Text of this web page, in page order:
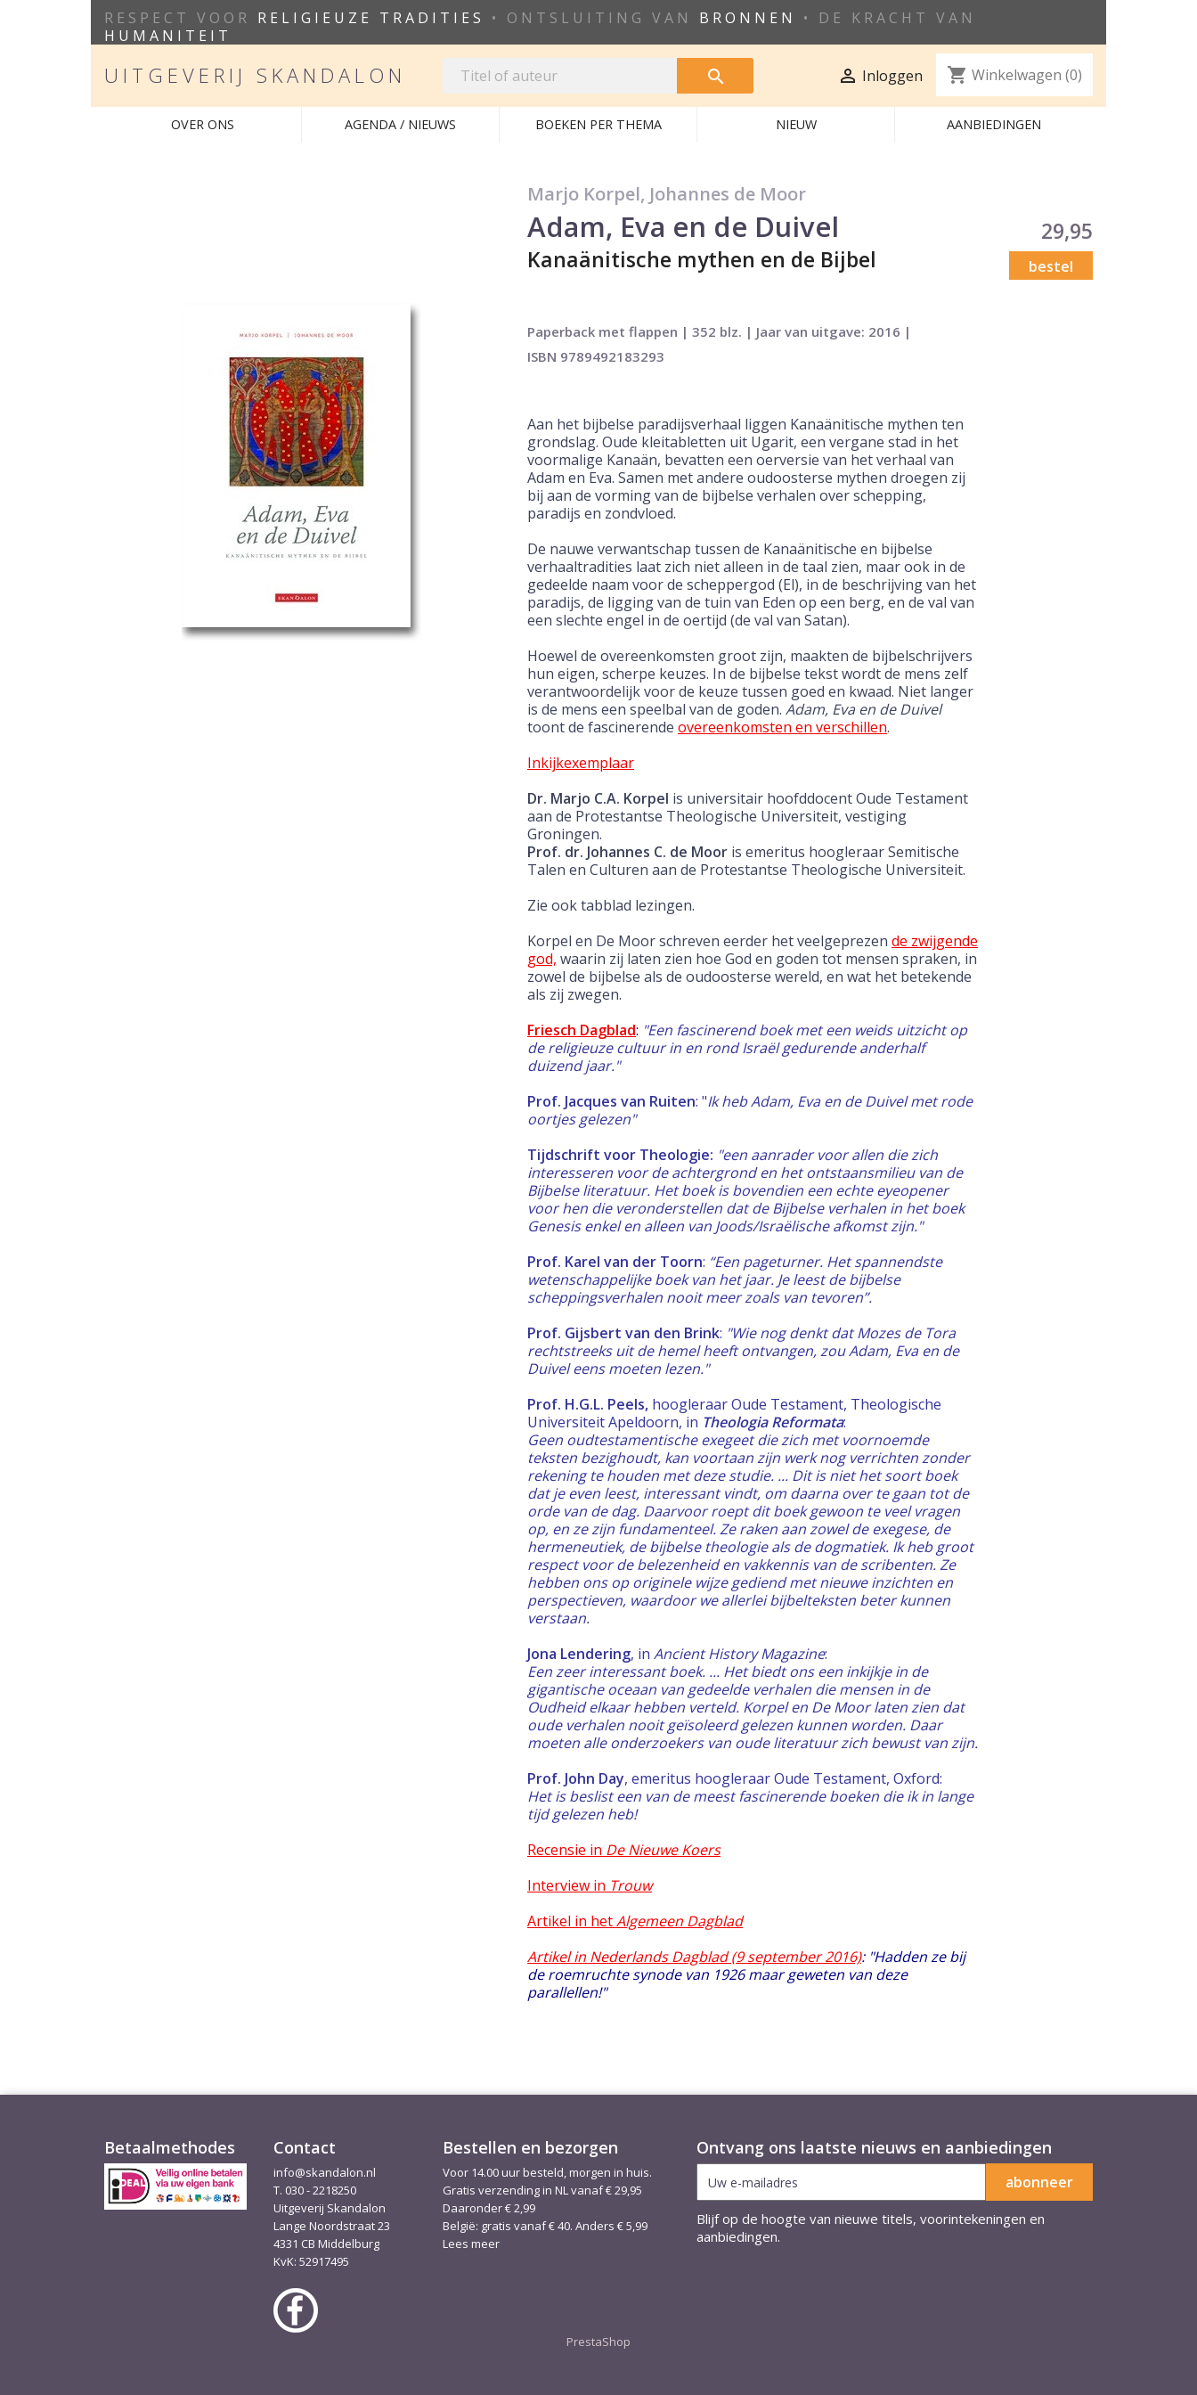
RESPECT VOOR RELIGIEUZE TRADITIES • ONTSLUITING VAN BRONNEN
• DE KRACHT VAN
HUMANITEIT
UITGEVERIJ SKANDALON   Inloggen shopping_cart Winkelwagen (0)
OVER ONS AGENDA / NIEUWS BOEKEN PER THEMA NIEUW AANBIEDINGEN
Marjo Korpel, Johannes de Moor
Adam, Eva en de Duivel
Kanaänitische mythen en de Bijbel
29,95
bestel
Paperback met flappen | 352 blz. | Jaar van uitgave: 2016 |
ISBN 9789492183293
Aan het bijbelse paradijsverhaal liggen Kanaänitische mythen ten
grondslag. Oude kleitabletten uit Ugarit, een vergane stad in het
voormalige Kanaän, bevatten een oerversie van het verhaal van
Adam en Eva. Samen met andere oudoosterse mythen droegen zij
bij aan de vorming van de bijbelse verhalen over schepping,
paradijs en zondvloed.
De nauwe verwantschap tussen de Kanaänitische en bijbelse
verhaaltradities laat zich niet alleen in de taal zien, maar ook in de
gedeelde naam voor de scheppergod (El), in de beschrijving van het
paradijs, de ligging van de tuin van Eden op een berg, en de val van
een slechte engel in de oertijd (de val van Satan).
Hoewel de overeenkomsten groot zijn, maakten de bijbelschrijvers
hun eigen, scherpe keuzes. In de bijbelse tekst wordt de mens zelf
verantwoordelijk voor de keuze tussen goed en kwaad. Niet langer
is de mens een speelbal van de goden. Adam, Eva en de Duivel
toont de fascinerende overeenkomsten en verschillen.
Inkijkexemplaar
Dr. Marjo C.A. Korpel is universitair hoofddocent Oude Testament
aan de Protestantse Theologische Universiteit, vestiging
Groningen.
Prof. dr. Johannes C. de Moor is emeritus hoogleraar Semitische
Talen en Culturen aan de Protestantse Theologische Universiteit.
Zie ook tabblad lezingen.
Korpel en De Moor schreven eerder het veelgeprezen de zwijgende
god, waarin zij laten zien hoe God en goden tot mensen spraken, in
zowel de bijbelse als de oudoosterse wereld, en wat het betekende
als zij zwegen.
Friesch Dagblad: "Een fascinerend boek met een weids uitzicht op
de religieuze cultuur in en rond Israël gedurende anderhalf
duizend jaar."
Prof. Jacques van Ruiten: "Ik heb Adam, Eva en de Duivel met rode
oortjes gelezen"
Tijdschrift voor Theologie: "een aanrader voor allen die zich
interesseren voor de achtergrond en het ontstaansmilieu van de
Bijbelse literatuur. Het boek is bovendien een echte eyeopener
voor hen die veronderstellen dat de Bijbelse verhalen in het boek
Genesis enkel en alleen van Joods/Israëlische afkomst zijn."
Prof. Karel van der Toorn: “Een pageturner. Het spannendste
wetenschappelijke boek van het jaar. Je leest de bijbelse
scheppingsverhalen nooit meer zoals van tevoren”.
Prof. Gijsbert van den Brink: "Wie nog denkt dat Mozes de Tora
rechtstreeks uit de hemel heeft ontvangen, zou Adam, Eva en de
Duivel eens moeten lezen."
Prof. H.G.L. Peels, hoogleraar Oude Testament, Theologische
Universiteit Apeldoorn, in Theologia Reformata:
Geen oudtestamentische exegeet die zich met voornoemde
teksten bezighoudt, kan voortaan zijn werk nog verrichten zonder
rekening te houden met deze studie. ... Dit is niet het soort boek
dat je even leest, interessant vindt, om daarna over te gaan tot de
orde van de dag. Daarvoor roept dit boek gewoon te veel vragen
op, en ze zijn fundamenteel. Ze raken aan zowel de exegese, de
hermeneutiek, de bijbelse theologie als de dogmatiek. Ik heb groot
respect voor de belezenheid en vakkennis van de scribenten. Ze
hebben ons op originele wijze gediend met nieuwe inzichten en
perspectieven, waardoor we allerlei bijbelteksten beter kunnen
verstaan.
Jona Lendering, in Ancient History Magazine:
Een zeer interessant boek. ... Het biedt ons een inkijkje in de
gigantische oceaan van gedeelde verhalen die mensen in de
Oudheid elkaar hebben verteld. Korpel en De Moor laten zien dat
oude verhalen nooit geïsoleerd gelezen kunnen worden. Daar
moeten alle onderzoekers van oude literatuur zich bewust van zijn.
Prof. John Day, emeritus hoogleraar Oude Testament, Oxford:
Het is beslist een van de meest fascinerende boeken die ik in lange
tijd gelezen heb!
Recensie in De Nieuwe Koers
Interview in Trouw
Artikel in hetAlgemeen Dagblad
Artikel in Nederlands Dagblad (9 september 2016): "Hadden ze bij
de roemruchte synode van 1926 maar geweten van deze
parallellen!"
Betaalmethodes Contact
info@skandalon.nl
T. 030 - 2218250
Uitgeverij Skandalon
Lange Noordstraat 23
4331 CB Middelburg
KvK: 52917495
Bestellen en bezorgen
Voor 14.00 uur besteld, morgen in huis.
Gratis verzending in NL vanaf € 29,95
Daaronder € 2,99
België: gratis vanaf € 40. Anders € 5,99
Lees meer
Ontvang ons laatste nieuws en aanbiedingen
Blijf op de hoogte van nieuwe titels, voorintekeningen en
aanbiedingen.
PrestaShop